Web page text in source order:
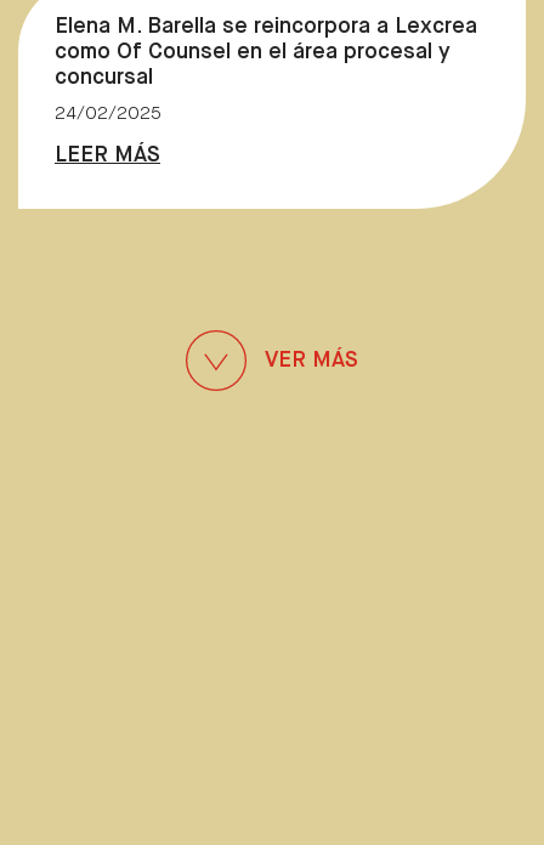
Elena M. Barella se reincorpora a Lexcrea
como Of Counsel en el área procesal y
concursal
24/02/2025
LEER MÁS
VER MÁS